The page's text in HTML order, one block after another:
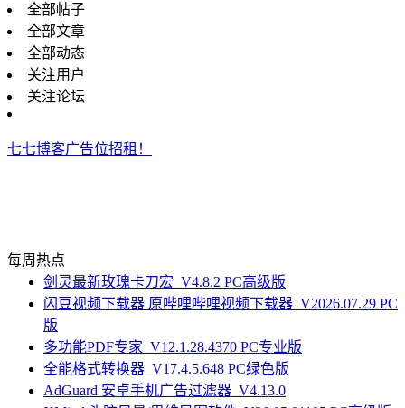
全部帖子
全部文章
全部动态
关注用户
关注论坛
七七博客广告位招租！
每周热点
剑灵最新玫瑰卡刀宏_V4.8.2 PC高级版
闪豆视频下载器 原哔哩哔哩视频下载器_V2026.07.29 PC
版
多功能PDF专家_V12.1.28.4370 PC专业版
全能格式转换器_V17.4.5.648 PC绿色版
AdGuard 安卓手机广告过滤器_V4.13.0